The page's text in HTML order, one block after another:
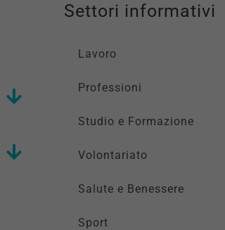
Settori informativi
Lavoro
Professioni
Studio e Formazione
Volontariato
Salute e Benessere
Sport